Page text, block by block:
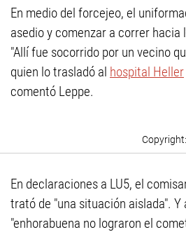
En medio del forcejeo, el
asedio y comenzar a correr hacia
"Allí fue socorrido por un vecino
quien lo trasladó al hospital Heller
comentó Leppe.
En declaraciones a LU5, el
trató de "una situación aislada". Y
"enhorabuena no lograron el